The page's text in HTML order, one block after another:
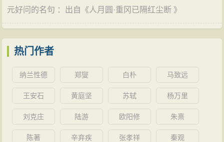
城纳降，并自封郑王。崔立认为他的行为避免了蒙古军
给了太学生刘祁，刘祁写好后交王、元二人推敲，“直叙
其事，敷衍成文”。 就是说我认为元好问的的确确是参与
元好问十分重视和努力保护人才，喜欢奖掖后进。
元好问即向当时任蒙古国中书令的耶律楚材推荐了54个
中原秀士王若虚、王鹗、杨奂、张德辉、高鸣、李治、
刘祁、杜仁杰、张仲经、商挺等，请来耶律楚材予以保
人。尤其是他保护和教育白朴的故事一直传为文坛佳
话。白朴之所以后来能元曲四大家成为之一，为白朴的
元好问的名句 ：出自《 人月圆·重冈已隔红尘断 》
热门作者
纳兰性德 郑燮 白朴 马致远
王安石 黄庭坚 苏轼 杨万里
刘克庄 陆游 欧阳修 朱熹
陈著 辛弃疾 张孝祥 秦观